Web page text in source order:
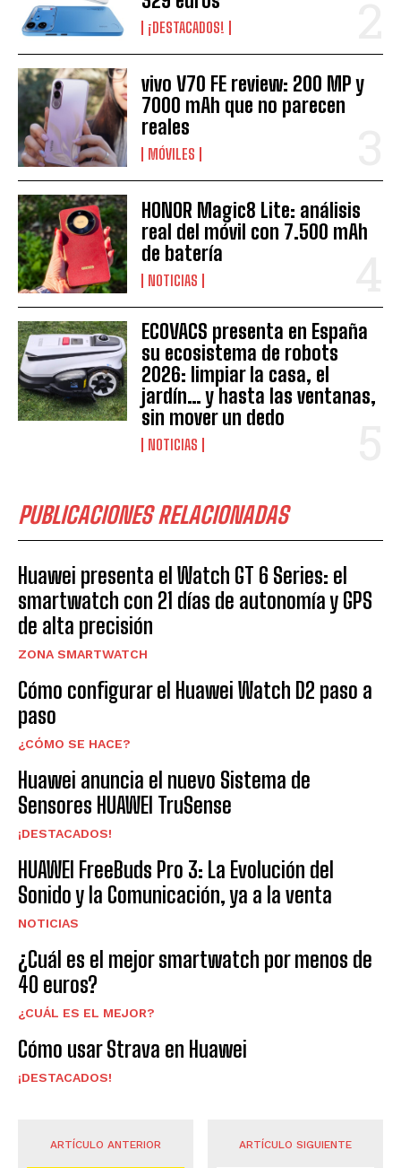
¡DESTACADOS!
vivo V70 FE review: 200 MP y
7000 mAh que no parecen
reales
MÓVILES
HONOR Magic8 Lite: análisis
real del móvil con 7.500 mAh
de batería
NOTICIAS
ECOVACS presenta en España
su ecosistema de robots
2026: limpiar la casa, el
jardín… y hasta las ventanas,
sin mover un dedo
NOTICIAS
PUBLICACIONES RELACIONADAS
Huawei presenta el Watch GT 6 Series: el
smartwatch con 21 días de autonomía y GPS
de alta precisión
ZONA SMARTWATCH
Cómo configurar el Huawei Watch D2 paso a
paso
¿CÓMO SE HACE?
Huawei anuncia el nuevo Sistema de
Sensores HUAWEI TruSense
¡DESTACADOS!
HUAWEI FreeBuds Pro 3: La Evolución del
Sonido y la Comunicación, ya a la venta
NOTICIAS
¿Cuál es el mejor smartwatch por menos de
40 euros?
¿CUÁL ES EL MEJOR?
Cómo usar Strava en Huawei
¡DESTACADOS!
ARTÍCULO ANTERIOR ARTÍCULO SIGUIENTE